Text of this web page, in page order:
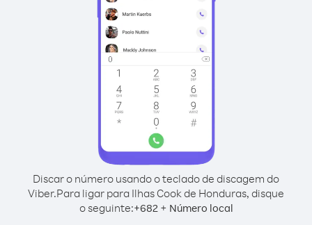
Discar o número usando o teclado de discagem do
Viber.Para ligar para Ilhas Cook de Honduras, disque
o seguinte:+682+ Número local